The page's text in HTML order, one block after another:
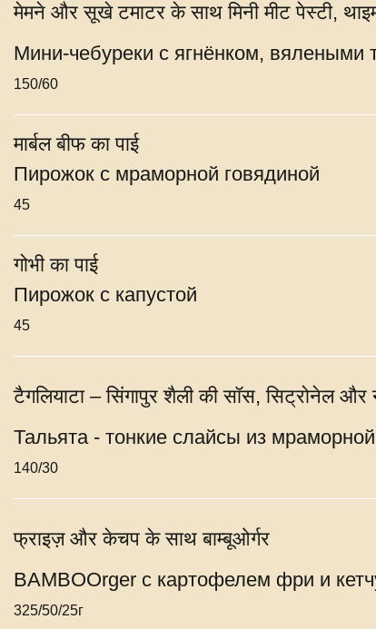
मेमने और सूखे टमाटर के साथ मिनी मीट पेस्टी,
Мини-чебуреки с ягнёнком, вялеными
150/60
मार्बल बीफ का पाई
Пирожок с мраморной говядиной
45
गोभी का पाई
Пирожок с капустой
45
टैगलियाटा – सिंगापुर शैली की सॉस, सिट्रोनेल
Тальята - тонкие слайсы из
140/30
फ्राइज़ और केचप के साथ बाम्बूओर्गर
BAMBOOrger с картофелем фри и
325/50/25г